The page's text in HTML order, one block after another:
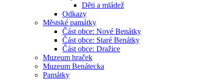
Děti a mládež
Odkazy
Městské památky
Část obce: Nové Benátky
Část obce: Staré Benátky
Část obce: Dražice
Muzeum hraček
Muzeum Benátecka
Památky